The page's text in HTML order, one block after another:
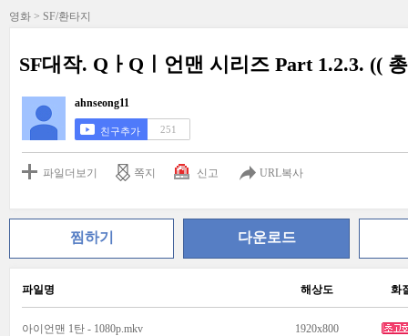
영화 > SF/환타지
SF대작. QㅏQㅣ언맨 시리즈 Part 1.2.3. ((
ahnseong11
친구추가 251
파일더보기 쪽지 신고 URL복사
찜하기 다운로드
파일명 해상도 화
아이언맨 1탄 - 1080p.mkv 1920x800